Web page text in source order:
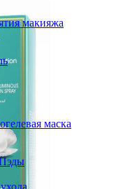
макияжа
маска